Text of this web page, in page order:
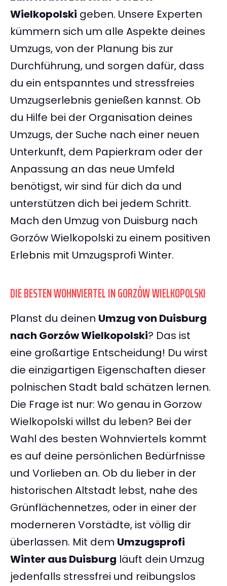
Wielkopolski geben. Unsere Experten
kümmern sich um alle Aspekte deines
Umzugs, von der Planung bis zur
Durchführung, und sorgen dafür, dass
du ein entspanntes und stressfreies
Umzugserlebnis genießen kannst. Ob
du Hilfe bei der Organisation deines
Umzugs, der Suche nach einer neuen
Unterkunft, dem Papierkram oder der
Anpassung an das neue Umfeld
benötigst, wir sind für dich da und
unterstützen dich bei jedem Schritt.
Mach den Umzug von Duisburg nach
Gorzów Wielkopolski zu einem positiven
Erlebnis mit Umzugsprofi Winter.
DIE BESTEN WOHNVIERTEL IN GORZÓW WIELKOPOLSKI
Planst du deinen Umzug von Duisburg
nach Gorzów Wielkopolski? Das ist
eine großartige Entscheidung! Du wirst
die einzigartigen Eigenschaften dieser
polnischen Stadt bald schätzen lernen.
Die Frage ist nur: Wo genau in Gorzow
Wielkopolski willst du leben? Bei der
Wahl des besten Wohnviertels kommt
es auf deine persönlichen Bedürfnisse
und Vorlieben an. Ob du lieber in der
historischen Altstadt lebst, nahe des
Grünflächennetzes, oder in einer der
moderneren Vorstädte, ist völlig dir
überlassen. Mit dem Umzugsprofi
Winter aus Duisburg läuft dein Umzug
jedenfalls stressfrei und reibungslos